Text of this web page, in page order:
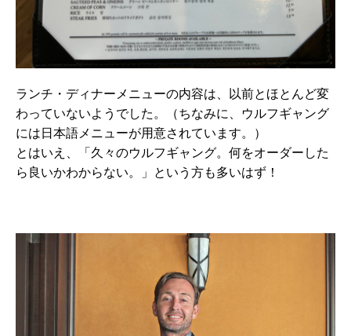
ランチ・ディナーメニューの内容は、以前とほとんど変
わっていないようでした。（ちなみに、ウルフギャング
には日本語メニューが用意されています。）
とはいえ、「久々のウルフギャング。何をオーダーした
ら良いかわからない。」という方も多いはず！